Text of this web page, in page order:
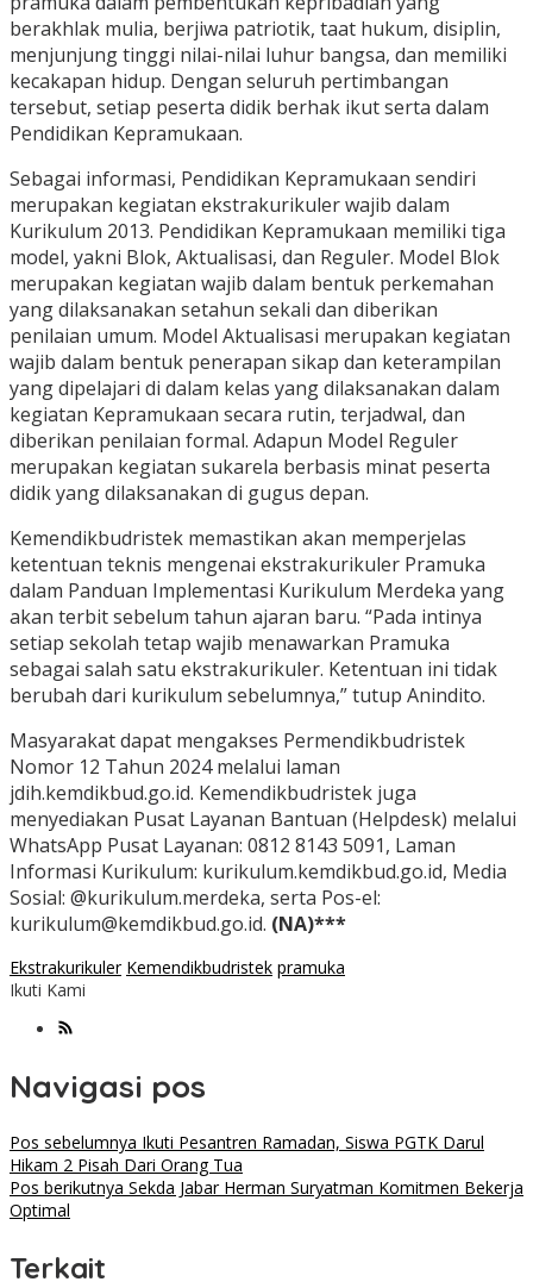
berakhlak mulia, berjiwa patriotik, taat hukum, disiplin,
menjunjung tinggi nilai-nilai luhur bangsa, dan memiliki
kecakapan hidup. Dengan seluruh pertimbangan
tersebut, setiap peserta didik berhak ikut serta dalam
Pendidikan Kepramukaan.
Sebagai informasi, Pendidikan Kepramukaan sendiri
merupakan kegiatan ekstrakurikuler wajib dalam
Kurikulum 2013. Pendidikan Kepramukaan memiliki tiga
model, yakni Blok, Aktualisasi, dan Reguler. Model Blok
merupakan kegiatan wajib dalam bentuk perkemahan
yang dilaksanakan setahun sekali dan diberikan
penilaian umum. Model Aktualisasi merupakan kegiatan
wajib dalam bentuk penerapan sikap dan keterampilan
yang dipelajari di dalam kelas yang dilaksanakan dalam
kegiatan Kepramukaan secara rutin, terjadwal, dan
diberikan penilaian formal. Adapun Model Reguler
merupakan kegiatan sukarela berbasis minat peserta
didik yang dilaksanakan di gugus depan.
Kemendikbudristek memastikan akan memperjelas
ketentuan teknis mengenai ekstrakurikuler Pramuka
dalam Panduan Implementasi Kurikulum Merdeka yang
akan terbit sebelum tahun ajaran baru. “Pada intinya
setiap sekolah tetap wajib menawarkan Pramuka
sebagai salah satu ekstrakurikuler. Ketentuan ini tidak
berubah dari kurikulum sebelumnya,” tutup Anindito.
Masyarakat dapat mengakses Permendikbudristek
Nomor 12 Tahun 2024 melalui laman
jdih.kemdikbud.go.id. Kemendikbudristek juga
menyediakan Pusat Layanan Bantuan (Helpdesk) melalui
WhatsApp Pusat Layanan: 0812 8143 5091, Laman
Informasi Kurikulum: kurikulum.kemdikbud.go.id, Media
Sosial: @kurikulum.merdeka, serta Pos-el:
kurikulum@kemdikbud.go.id. (NA)***
Ekstrakurikuler Kemendikbudristek pramuka
Ikuti Kami
Navigasi pos
Pos sebelumnya Ikuti Pesantren Ramadan, Siswa PGTK Darul
Hikam 2 Pisah Dari Orang Tua
Pos berikutnya Sekda Jabar Herman Suryatman Komitmen Bekerja
Optimal
Terkait